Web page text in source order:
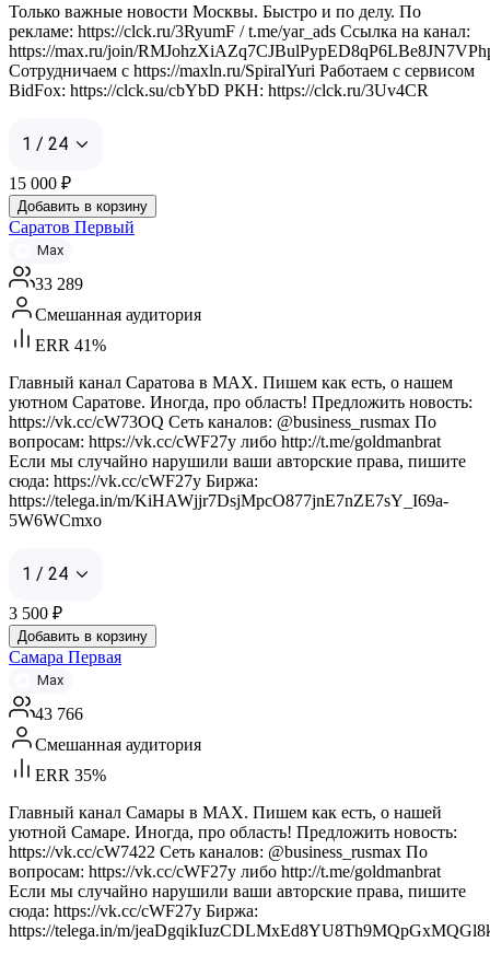
Только важные новости Москвы. Быстро и по делу. По
рекламе: https://clck.ru/3RyumF / t.me/yar_ads Ссылка на канал:
https://max.ru/join/
Сотрудничаем с https://maxln.ru/SpiralYuri Работаем с сервисом
BidFox: https://clck.su/cbYbD РКН: https://clck.ru/3Uv4CR
1 / 24
15 000 ₽
Добавить в корзину
Саратов Первый
Max
33 289
Смешанная аудитория
ERR 41%
Главный канал Саратова в MAX. Пишем как есть, о нашем
уютном Саратове. Иногда, про область! Предложить новость:
https://vk.cc/cW73OQ Сеть каналов: @business_rusmax По
вопросам: https://vk.cc/cWF27y либо http://t.me/goldmanbrat
Если мы случайно нарушили ваши авторские права, пишите
сюда: https://vk.cc/cWF27y Биржа:
https://telega.in/m/KiHAWjjr7DsjMpcO877jnE7nZE7sY_I69a-
5W6WCmxo
1 / 24
3 500 ₽
Добавить в корзину
Самара Первая
Max
43 766
Смешанная аудитория
ERR 35%
Главный канал Самары в MAX. Пишем как есть, о нашей
уютной Самаре. Иногда, про область! Предложить новость:
https://vk.cc/cW7422 Сеть каналов: @business_rusmax По
вопросам: https://vk.cc/cWF27y либо http://t.me/goldmanbrat
Если мы случайно нарушили ваши авторские права, пишите
сюда: https://vk.cc/cWF27y Биржа:
https://telega.in/m/